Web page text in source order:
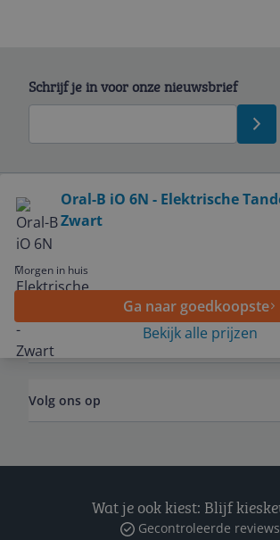
Oral-B iO 6N - Elektrische
Zwart
Morgen in huis
Ga naar goedkoopste
Bekijk alle prijzen
Schrijf je in voor onze nieuwsbrief
Service
Algemeen
Volg ons op
Wat je ook kiest: Blijf
Gecontroleerde reviews